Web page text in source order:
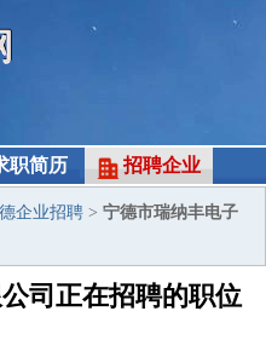
职简历 招聘企业
企业招聘 > 宁德市瑞纳丰电子
司正在招聘的职位